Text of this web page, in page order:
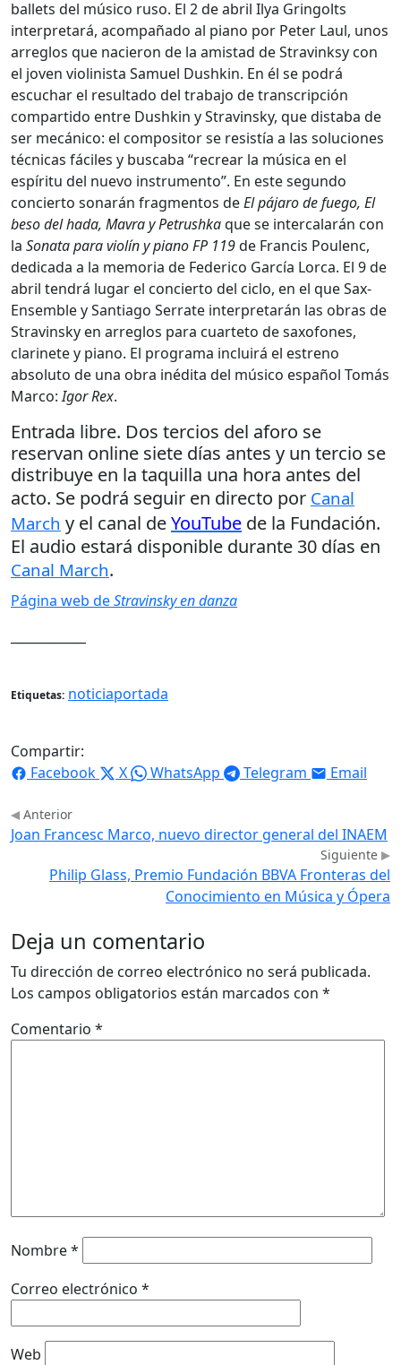
ballets del músico ruso. El 2 de abril Ilya Gringolts
interpretará, acompañado al piano por Peter Laul, unos
arreglos que nacieron de la amistad de Stravinksy con
el joven violinista Samuel Dushkin. En él se podrá
escuchar el resultado del trabajo de transcripción
compartido entre Dushkin y Stravinsky, que distaba de
ser mecánico: el compositor se resistía a las soluciones
técnicas fáciles y buscaba “recrear la música en el
espíritu del nuevo instrumento”. En este segundo
concierto sonarán fragmentos deEl pájaro de fuego, El
beso del hada, Mavra y Petrushkaque se intercalarán con
la Sonata para violín y piano FP 119de Francis Poulenc,
dedicada a la memoria de Federico García Lorca. El 9 de
abril tendrá lugar el concierto del ciclo, en el que Sax-
Ensemble y Santiago Serrate interpretarán las obras de
Stravinsky en arreglos para cuarteto de saxofones,
clarinete y piano. El programa incluirá el estreno
absoluto de una obra inédita del músico español Tomás
Marco:Igor Rex.
Entrada libre. Dos tercios del aforo se
reservan online siete días antes y un tercio se
distribuye en la taquilla una hora antes del
acto. Se podrá seguir en directo por Canal
March y el canal deYouTube de la Fundación.
El audio estará disponible durante 30 días en
Canal March.
Página web deStravinsky en danza
Etiquetas: noticiaportada
Compartir:
Facebook
X WhatsApp Telegram Email
Anterior
Joan Francesc Marco, nuevo director general del INAEM
Siguiente
Philip Glass, Premio Fundación BBVA Fronteras del
Conocimiento en Música y Ópera
Deja un comentario
Tu dirección de correo electrónico no será publicada.
Los campos obligatorios están marcados con *
Comentario *
Nombre*
Correo electrónico *
Web